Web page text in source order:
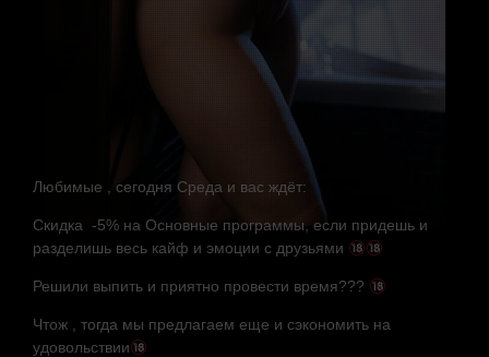
Любимые , сегодня Среда и вас ждёт:
Скидка -5% на Основные программы, если придешь и
разделишь весь кайф и эмоции с друзьями
Решили выпить и приятно провести время???
Чтож , тогда мы предлагаем еще и сэкономить на
удовольствии